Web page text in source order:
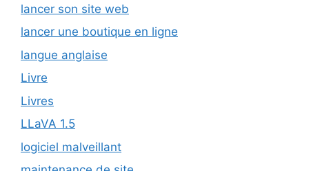
lancer son site web
lancer une boutique en ligne
langue anglaise
Livre
Livres
LLaVA 1.5
logiciel malveillant